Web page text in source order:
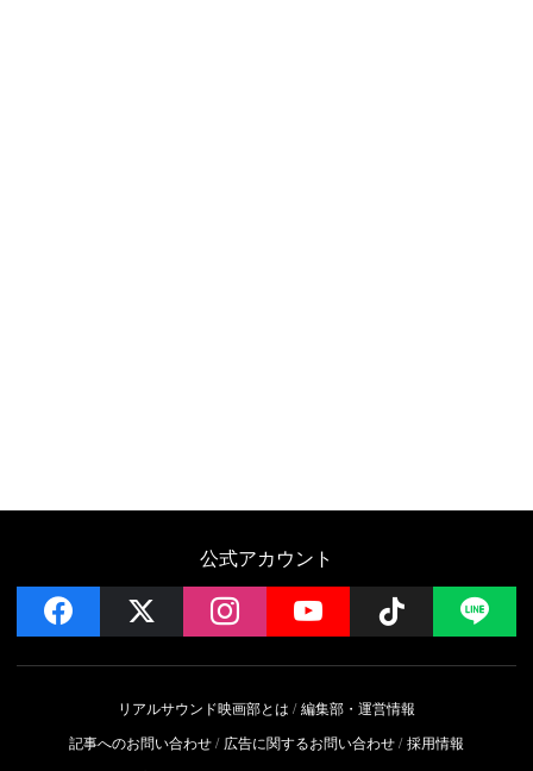
公式アカウント
facebook instagramYouTube Follow
リアルサウンド映画部とは
編集部・運営情報
記事へのお問い合わせ
広告に関するお問い合わせ 採用情報